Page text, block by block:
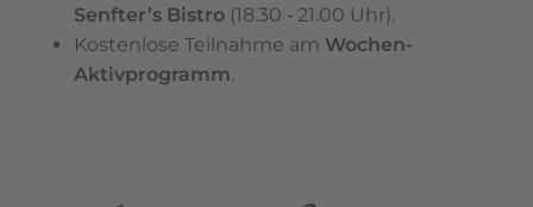
Senfter’s Bistro (18.30 ‑ 21.00 Uhr).
Kostenlose Teilnahme am Wochen-
Aktivprogramm.